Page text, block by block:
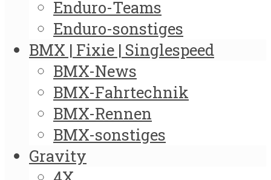
Enduro-Teams
Enduro-sonstiges
BMX | Fixie | Singlespeed
BMX-News
BMX-Fahrtechnik
BMX-Rennen
BMX-sonstiges
Gravity